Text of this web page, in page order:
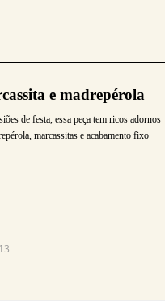
e madrepérola
de festa, essa peça tem ricos adornos
marcassitas e acabamento fixo